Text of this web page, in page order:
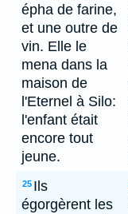
épha de farine,
et une outre de
vin. Elle le
mena dans la
maison de
l'Eternel à Silo:
l'enfant était
encore tout
jeune.
25 Ils
égorgèrent les